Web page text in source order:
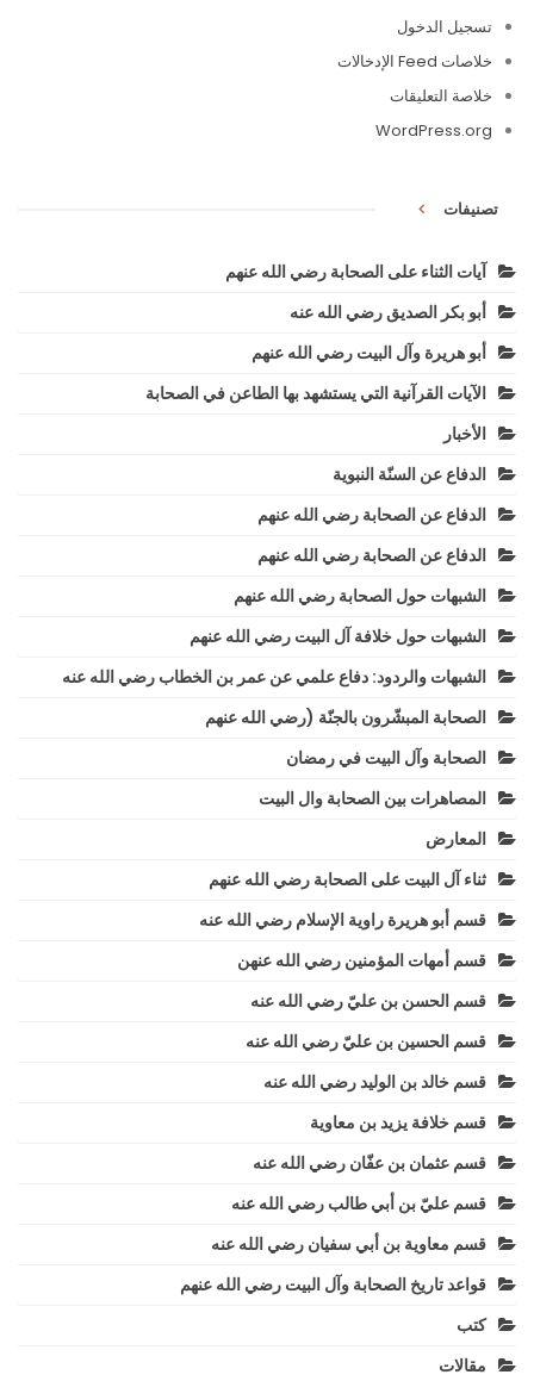
تسجيل الدخول
خلاصات Feed الإدخالات
خلاصة التعليقات
WordPress.org
تصنيفات
آيات الثناء على الصحابة رضي الله عنهم
أبو بكر الصديق رضي الله عنه
أبو هريرة وآل البيت رضي الله عنهم
الآيات القرآنية التي يستشهد بها الطاعن في الصحابة
الأخبار
الدفاع عن السنّة النبوية
الدفاع عن الصحابة رضي الله عنهم
الدفاع عن الصحابة رضي الله عنهم
الشبهات حول الصحابة رضي الله عنهم
الشبهات حول خلافة آل البيت رضي الله عنهم
الشبهات والردود: دفاع علمي عن عمر بن الخطاب رضي الله عنه
الصحابة المبشّرون بالجنّة (رضي الله عنهم
الصحابة وآل البيت في رمضان
المصاهرات بين الصحابة وال البيت
المعارض
ثناء آل البيت على الصحابة رضي الله عنهم
قسم أبو هريرة راوية الإسلام رضي الله عنه
قسم أمهات المؤمنين رضي الله عنهن
قسم الحسن بن عليّ رضي الله عنه
قسم الحسين بن عليّ رضي الله عنه
قسم خالد بن الوليد رضي الله عنه
قسم خلافة يزيد بن معاوية
قسم عثمان بن عفّان رضي الله عنه
قسم عليّ بن أبي طالب رضي الله عنه
قسم معاوية بن أبي سفيان رضي الله عنه
قواعد تاريخ الصحابة وآل البيت رضي الله عنهم
كتب
مقالات